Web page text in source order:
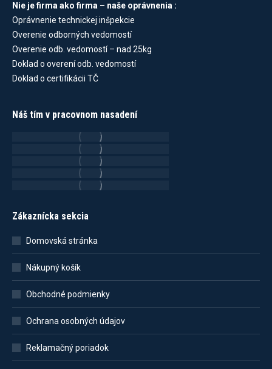
Nie je firma ako firma – naše oprávnenia :
Oprávnenie technickej inšpekcie
Overenie odborných vedomostí
Overenie odb. vedomostí – nad 25kg
Doklad o overení odb. vedomostí
Doklad o certifikácii TČ
Náš tím v pracovnom nasadení
Zákaznícka sekcia
Domovská stránka
Nákupný košík
Obchodné podmienky
Ochrana osobných údajov
Reklamačný poriadok